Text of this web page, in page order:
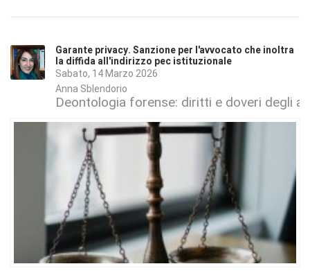
Garante privacy. Sanzione per l'avvocato che inoltra
la diffida all'indirizzo pec istituzionale
Sabato, 14 Marzo 2026
Anna Sblendorio
Deontologia forense: diritti e doveri degli